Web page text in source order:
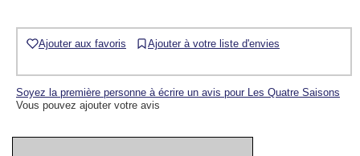
Ajouter aux favoris Ajouter à votre liste d'envies
Soyez la première personne à écrire un avis pour Les Quatre Saisons
Vous pouvez ajouter votre avis